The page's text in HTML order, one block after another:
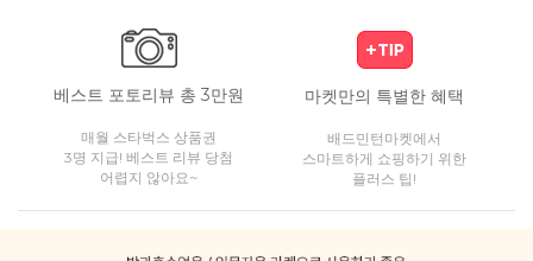
베스트 포토리뷰 총 3만원
매월 스타벅스 상품권
3명 지급! 베스트 리뷰 당첨
어렵지 않아요~
마켓만의 특별한 혜택
배드민턴마켓에서
스마트하게 쇼핑하기 위한
플러스 팁!